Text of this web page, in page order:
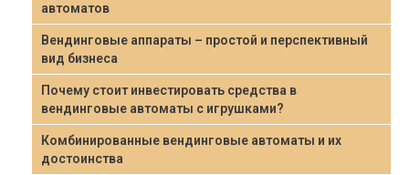
автоматов
Вендинговые аппараты – простой и перспективный
вид бизнеса
Почему стоит инвестировать средства в
вендинговые автоматы с игрушками?
Комбинированные вендинговые автоматы и их
достоинства